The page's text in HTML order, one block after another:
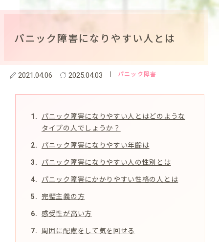
パニック障害になりやすい人とは
2021.04.06 2025.04.03 パニック障害
パニック障害になりやすい人とはどのような
タイプの人でしょうか？
パニック障害になりやすい年齢は
パニック障害になりやすい人の性別とは
パニック障害にかかりやすい性格の人とは
完璧主義の方
感受性が高い方
周囲に配慮をして気を回せる